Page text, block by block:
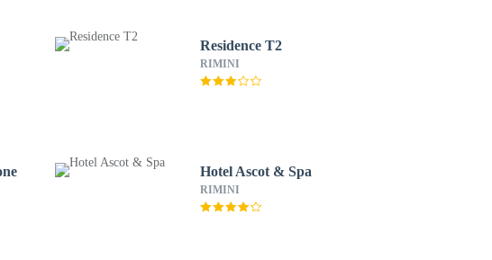
Residence T2
RIMINI
Hotel Ascot & Spa
RIMINI